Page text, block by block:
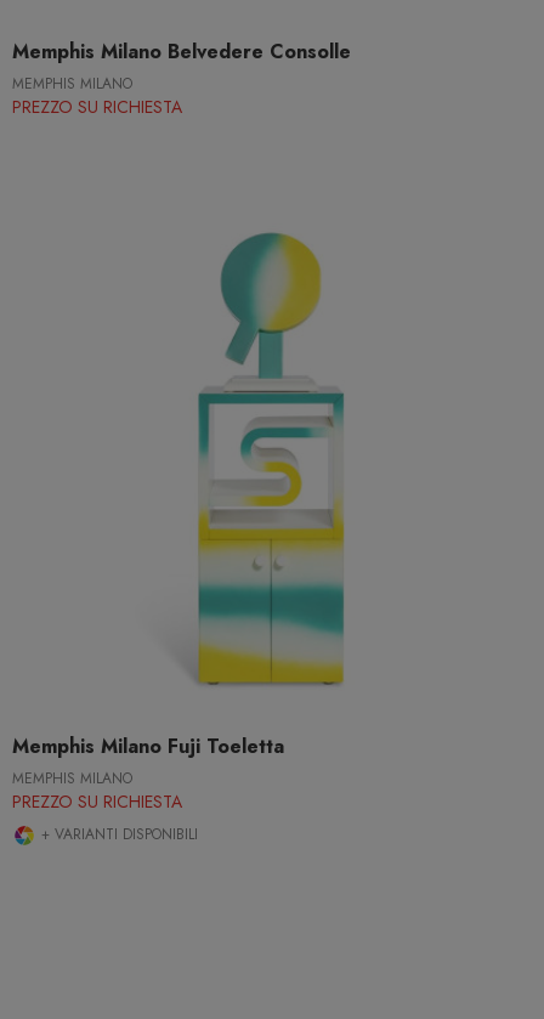
Memphis Milano Belvedere Consolle
MEMPHIS MILANO
PREZZO SU RICHIESTA
Memphis Milano Fuji Toeletta
MEMPHIS MILANO
PREZZO SU RICHIESTA
+ VARIANTI DISPONIBILI